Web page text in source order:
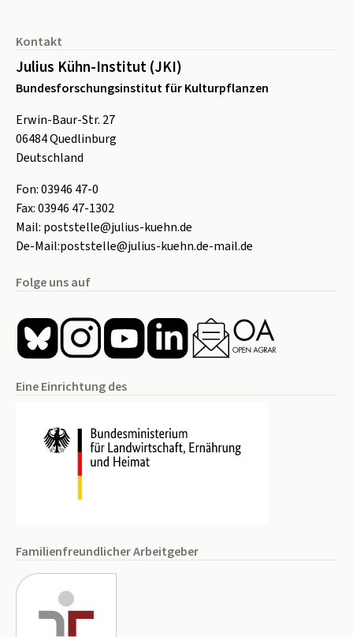
Kontakt
Julius Kühn-Institut (JKI)
Bundesforschungsinstitut für Kulturpflanzen
Erwin-Baur-Str. 27
06484Quedlinburg
Deutschland
Fon:03946 47-0
Fax:03946 47-1302
Mail: poststelle@julius-kuehn.de
De-Mail:poststelle@julius-kuehn.de-mail.de
Folge uns auf
Eine Einrichtung des
Familienfreundlicher Arbeitgeber